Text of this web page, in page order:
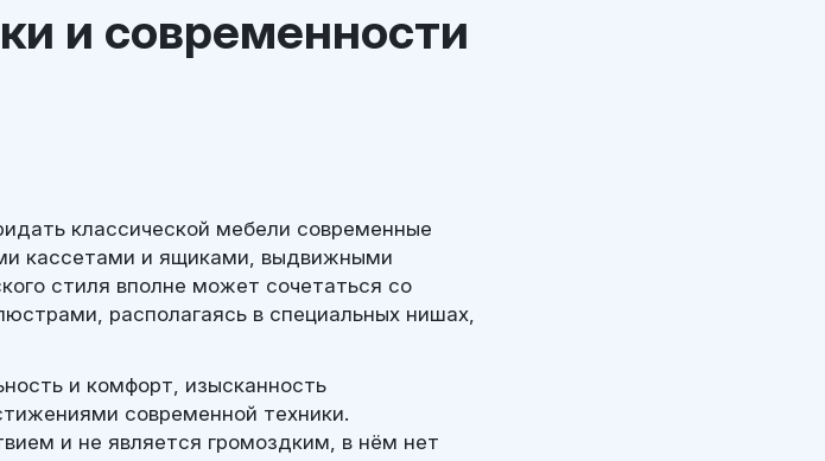
и современности
классической мебели современные
кассетами и ящиками, выдвижными
стиля вполне может сочетаться со
располагаясь в специальных нишах,
и комфорт, изысканность
современной техники.
и не является громоздким, в нём нет